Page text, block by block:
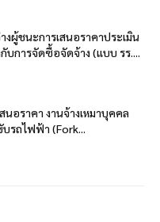
งผู้ชนะการเสนอราคาประเมิน
บการจัดซื้อจัดจ้าง (แบบ รร....
อราคา งานจ้างเหมาบุคคล
รถไฟฟ้า (Fork...